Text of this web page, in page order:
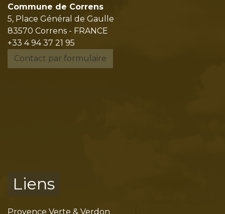
Commune de Correns
5, Place Général de Gaulle
83570 Correns - FRANCE
+33 4 94 37 21 95
Contact par formulaire
Liens
Provence Verte & Verdon